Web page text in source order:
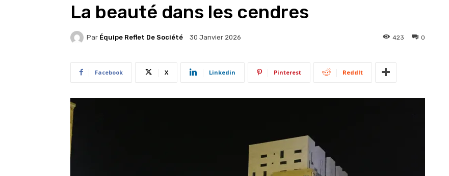
La beauté dans les cendres
Par Équipe Reflet De Société 30 Janvier 2026 0
423
Facebook X Linkedin Pinterest ReddIt